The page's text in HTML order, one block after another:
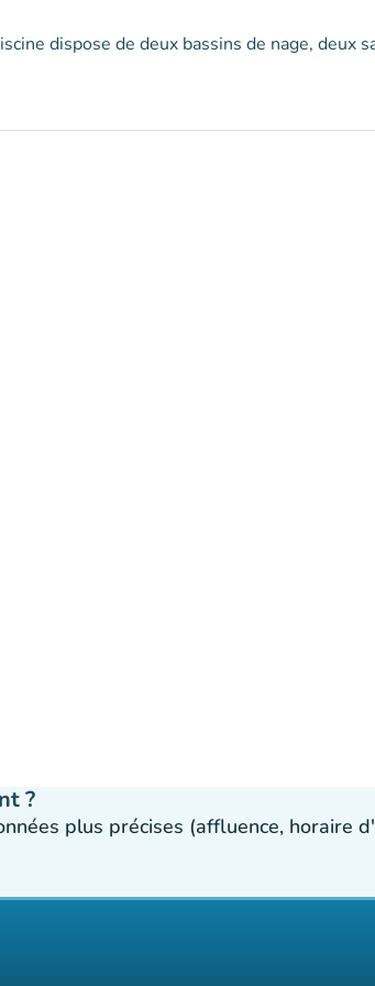
dispose de deux bassins de nage, deux
?
plus précises (affluence, horaire